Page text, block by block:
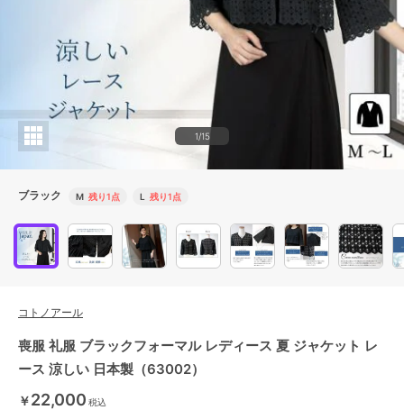
1/15
ブラック M 残り1点 L 残り1点
コトノアール
喪服 礼服 ブラックフォーマル レディース 夏 ジャケット レ
ース 涼しい 日本製（63002）
￥22,000 税込